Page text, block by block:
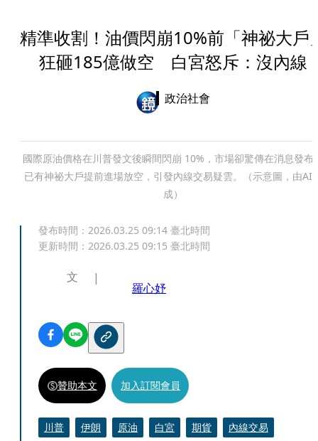
精準收割！油價閃崩10%前「神祕大戶
狂砸185億做空 白宮怒斥：沒內線
政治社會
國際原油價格在川普發文後瞬間閃崩 10%，市場卻驚傳在消息發布
已有神祕大戶提前進場放空，引發內線交易疑雲。（示意圖，由AI
成）
發布時間： 2026.03.25 09:14 臺北時間
更新時間： 2026.03.25 09:15 臺北時間
文
羅心妤
贊助本文 加入訂閱會員
川普 伊朗 原油 白宮 期貨 內線交易